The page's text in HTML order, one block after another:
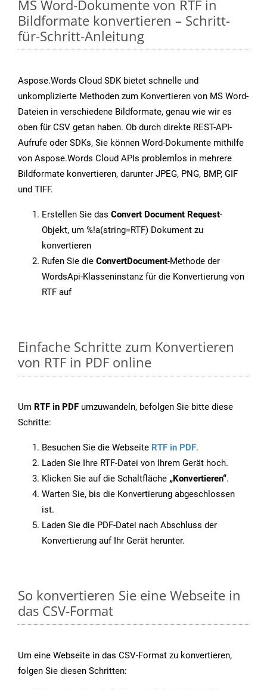
MS Word-Dokumente von RTF in
Bildformate konvertieren – Schritt-
für-Schritt-Anleitung
Aspose.Words Cloud SDK bietet schnelle und
unkomplizierte Methoden zum Konvertieren von MS Word-
Dateien in verschiedene Bildformate, genau wie wir es
oben für CSV getan haben. Ob durch direkte REST-API-
Aufrufe oder SDKs, Sie können Word-Dokumente mithilfe
von Aspose.Words Cloud APIs problemlos in mehrere
Bildformate konvertieren, darunter JPEG, PNG, BMP, GIF
und TIFF.
Erstellen Sie das Convert Document Request-
Objekt, um %!a(string=RTF) Dokument zu
konvertieren
Rufen Sie die ConvertDocument-Methode der
WordsApi-Klasseninstanz für die Konvertierung von
RTF auf
Einfache Schritte zum Konvertieren
von RTF in PDF online
Um RTF in PDF umzuwandeln, befolgen Sie bitte diese
Schritte:
Besuchen Sie die Webseite RTF in PDF.
Laden Sie Ihre RTF-Datei von Ihrem Gerät hoch.
Klicken Sie auf die Schaltfläche „Konvertieren“.
Warten Sie, bis die Konvertierung abgeschlossen
ist.
Laden Sie die PDF-Datei nach Abschluss der
Konvertierung auf Ihr Gerät herunter.
So konvertieren Sie eine Webseite in
das CSV-Format
Um eine Webseite in das CSV-Format zu konvertieren,
folgen Sie diesen Schritten: